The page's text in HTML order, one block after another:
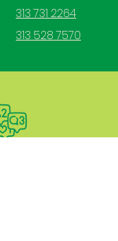
313 731 2264
313 528 7570